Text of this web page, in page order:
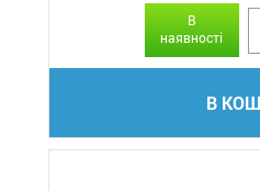
В
наявності
В